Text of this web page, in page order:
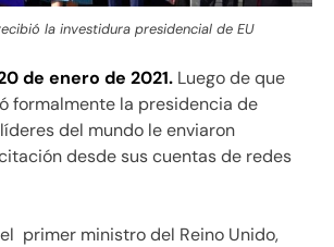
la investidura presidencial de EU
de enero de 2021. Luego de que
formalmente la presidencia de
del mundo le enviaron
desde sus cuentas de redes
primer ministro del Reino Unido,